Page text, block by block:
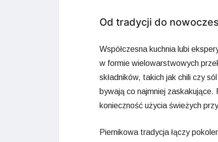
Od tradycji do
Współczesna kuchnia lubi
w formie wielowarstwowych
składników, takich jak chili czy
bywają co najmniej
konieczność użycia świeżych
Piernikowa tradycja łączy